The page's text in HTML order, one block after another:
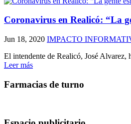
Coronavirus en Realicó: “La
Jun 18, 2020 IMPACTO
El intendente de Realicó, José Alvarez,
Leer más
Farmacias de turno